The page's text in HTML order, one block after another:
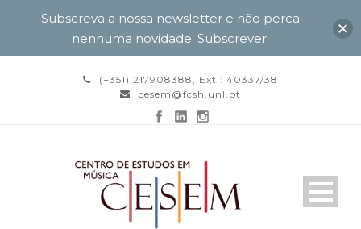
(+351) 217908388, Ext.: 40337/38
cesem@fcsh.unl.pt
Subscreva a nossa newsletter e não perca
nenhuma novidade. Subscrever.